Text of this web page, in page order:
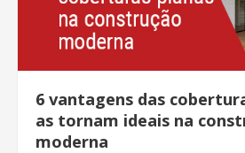
6 vantagens das
as tornam ideais na
moderna